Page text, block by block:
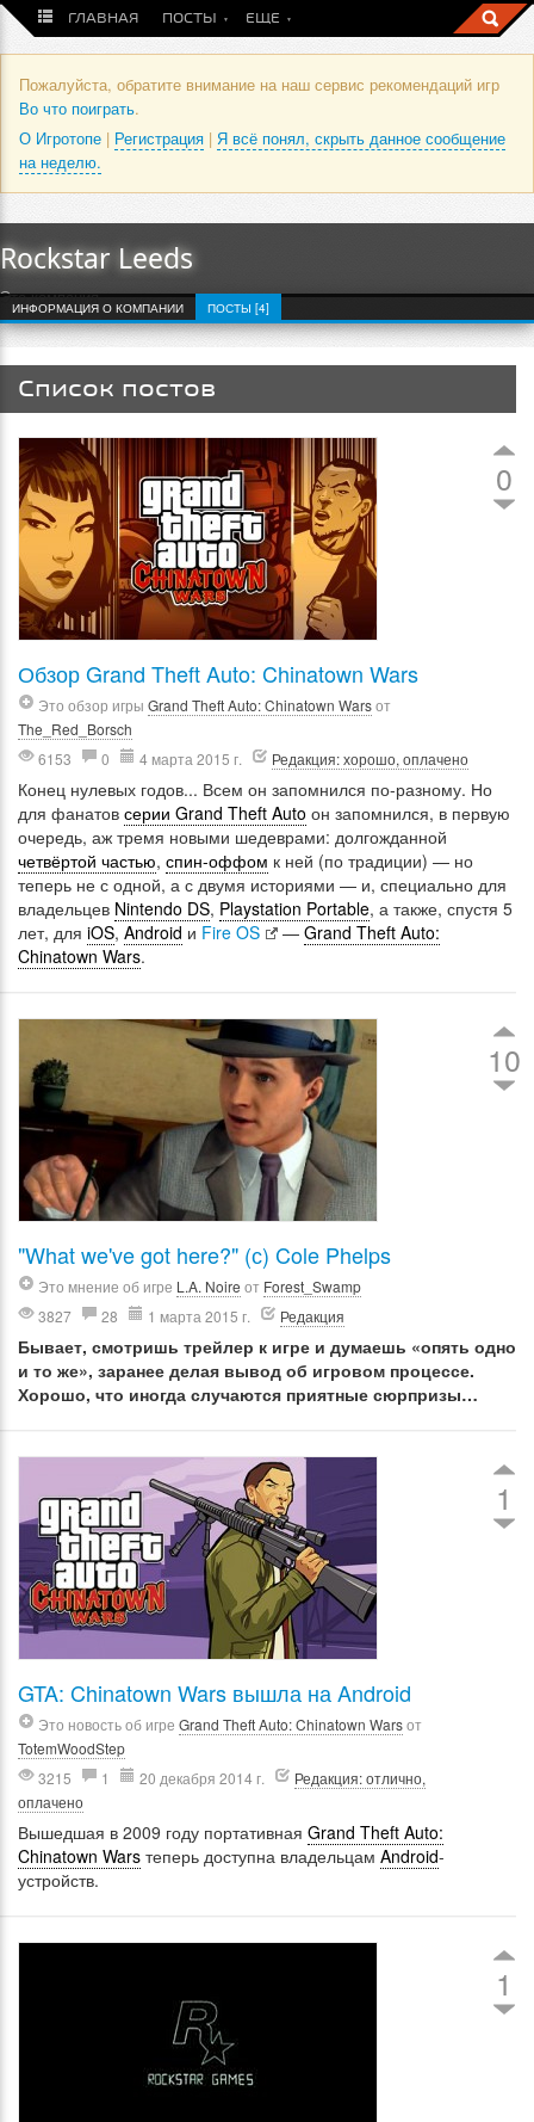
ГЛАВНАЯ ПОСТЫ ЕЩЕ
Пожалуйста, обратите внимание на наш сервис рекомендаций игр
Во что поиграть.
О Игротопе | Регистрация | Я всё понял, скрыть данное сообщение
на неделю.
Rockstar Leeds
Это компания
ИНФОРМАЦИЯ О КОМПАНИИ ПОСТЫ [4]
Список постов
0
Обзор Grand Theft Auto: Chinatown Wars
Это обзор игры Grand Theft Auto: Chinatown Warsот
The_Red_Borsch
6153
0 4 марта 2015 г. Редакция: хорошо, оплачено
Конец нулевых годов... Всем он запомнился по-разному. Но
для фанатов серии Grand Theft Auto он запомнился, в первую
очередь, аж тремя новыми шедеврами: долгожданной
четвёртой частью, спин-оффом к ней (по традиции) — но
теперь не с одной, а с двумя историями — и, специально для
владельцев Nintendo DS, Playstation Portable, а также, спустя 5
лет, для iOS, Android и Fire OS — Grand Theft Auto:
Chinatown Wars.
10
"What we've got here?" (с) Cole Phelps
Это мнение об игре L.A. Noire от Forest_Swamp
3827
28 1 марта 2015 г. Редакция
Бывает, смотришь трейлер к игре и думаешь «опять одно
и то же», заранее делая вывод об игровом процессе.
Хорошо, что иногда случаются приятные сюрпризы…
1
GTA: Chinatown Wars вышла на Android
Это новость об игре Grand Theft Auto: Chinatown Warsот
TotemWoodStep
3215
1 20 декабря 2014 г.
Редакция: отлично,
оплачено
Вышедшая в 2009 году портативная Grand Theft Auto:
Chinatown Wars теперь доступна владельцам Android-
устройств.
1